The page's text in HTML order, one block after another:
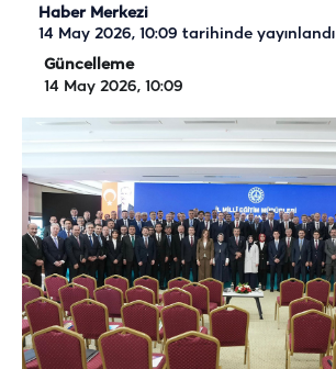
Haber Merkezi
14 May 2026, 10:09 tarihinde yayınlandı
Güncelleme
14 May 2026, 10:09